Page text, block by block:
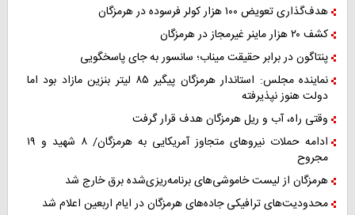
هدف‌گذاری تعویض ۱۰۰ هزار کولر فرسوده در هرمزگان
کشف ۲۰ هزار ماینر غیرمجاز در هرمزگان
پنتاگون در برابر حقیقت میناب؛ سانسور به جای پاسخگویی
نماینده مجلس: استاندار هرمزگان پیگیر ۸۵ لیتر بنزین مازاد بود اما
دولت هنوز نپذیرفته
وقتی راه، آب و ریل هرمزگان هدف قرار گرفت
ادامه حملات نیروهای متجاوز آمریکایی به هرمزگان/ ۸ شهید و ۱۹
مجروح
هرمزگان از لیست خاموشی‌های برنامه‌ریزی‌شده برق خارج شد
محدودیت‌های ترافیکی جاده‌های هرمزگان در ایام اربعین اعلام شد